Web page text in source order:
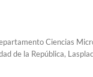
Ciencias
de la República,